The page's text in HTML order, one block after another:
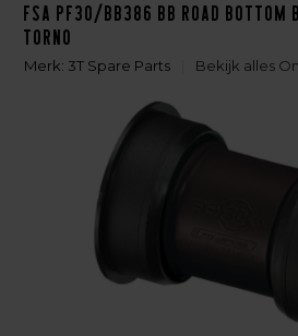
FSA PF30/BB386 BB ROAD
Torno
Merk: 3T Spare Parts Bekijk alles